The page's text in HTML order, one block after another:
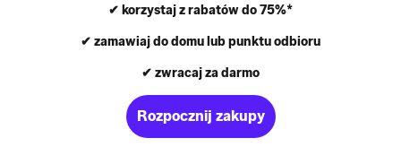
✔ korzystaj z rabatów do 75%*
✔ zamawiaj do domu lub punktu odbioru
✔ zwracaj za darmo
Rozpocznij zakupy